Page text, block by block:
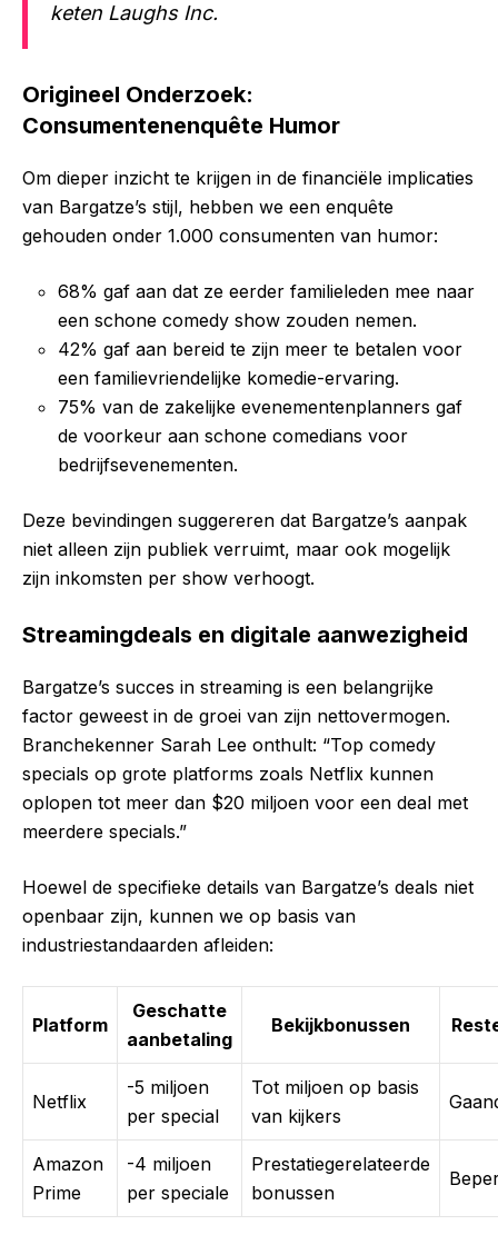
keten Laughs Inc.
Origineel Onderzoek:
Consumentenenquête Humor
Om dieper inzicht te krijgen in de financiële implicaties
van Bargatze’s stijl, hebben we een enquête
gehouden onder 1.000 consumenten van humor:
68% gaf aan dat ze eerder familieleden mee naar
een schone comedy show zouden nemen.
42% gaf aan bereid te zijn meer te betalen voor
een familievriendelijke komedie-ervaring.
75% van de zakelijke evenementenplanners gaf
de voorkeur aan schone comedians voor
bedrijfsevenementen.
Deze bevindingen suggereren dat Bargatze’s aanpak
niet alleen zijn publiek verruimt, maar ook mogelijk
zijn inkomsten per show verhoogt.
Streamingdeals en digitale aanwezigheid
Bargatze’s succes in streaming is een belangrijke
factor geweest in de groei van zijn nettovermogen.
Branchekenner Sarah Lee onthult: “Top comedy
specials op grote platforms zoals Netflix kunnen
oplopen tot meer dan $20 miljoen voor een deal met
meerdere specials.”
Hoewel de specifieke details van Bargatze’s deals niet
openbaar zijn, kunnen we op basis van
industriestandaarden afleiden:
Platform
Geschatte
aanbetaling
Bekijkbonussen
Netflix
-5 miljoen
per special
Tot miljoen op basis
van kijkers
Amazon
Prime
-4 miljoen
per speciale
Prestatiegerelateerde
bonussen